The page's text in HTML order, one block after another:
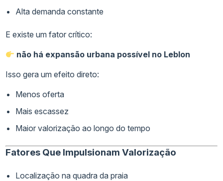
Alta demanda constante
E existe um fator crítico:
não há expansão urbana possível no Leblon
Isso gera um efeito direto:
Menos oferta
Mais escassez
Maior valorização ao longo do tempo
Fatores Que Impulsionam Valorização
Localização na quadra da praia